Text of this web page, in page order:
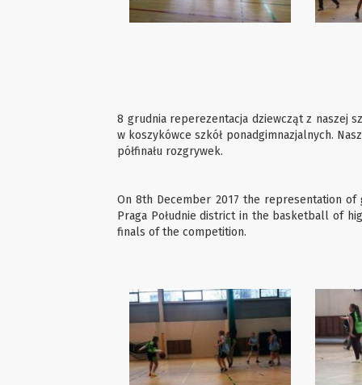
8 grudnia reperezentacja dziewcząt z naszej
w koszykówce szkół ponadgimnazjalnych.
półfinału rozgrywek.
On 8th December 2017 the representation
Praga Południe district in the basketball of
finals of the competition.